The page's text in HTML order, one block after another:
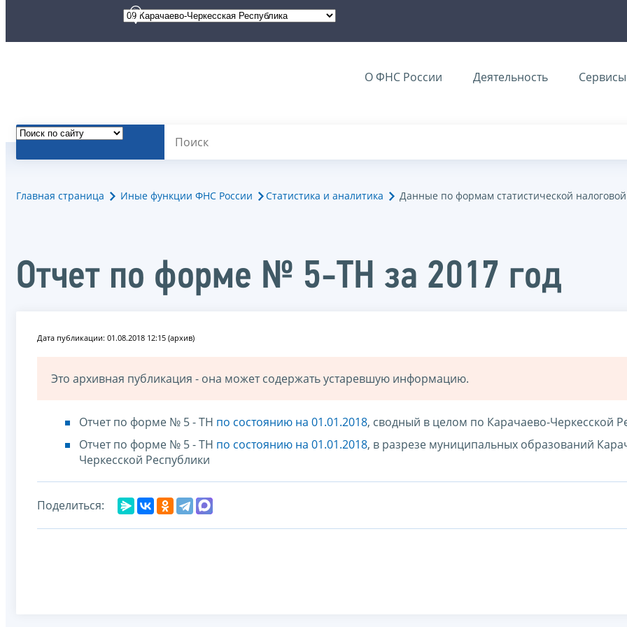
О ФНС России Деятельность Сервисы
Главная страница Иные функции ФНС России Статистика и аналитика Данные по формам статистической налоговой
Отчет по форме № 5-ТН за 2017 год
Дата публикации: 01.08.2018 12:15 (архив)
Это архивная публикация - она может содержать устаревшую информацию.
Отчет по форме № 5 - ТН по состоянию на 01.01.2018, сводный в целом по Карачаево-Черкесской
Отчет по форме № 5 - ТН по состоянию на 01.01.2018, в разрезе муниципальных образований
Черкесской Республики
Поделиться: